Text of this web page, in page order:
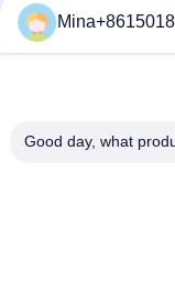
China Gute Qualität
Shenzhen Helor
Good day, what